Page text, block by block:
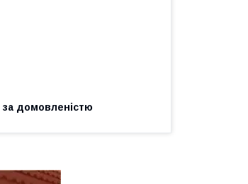
за домовленістю